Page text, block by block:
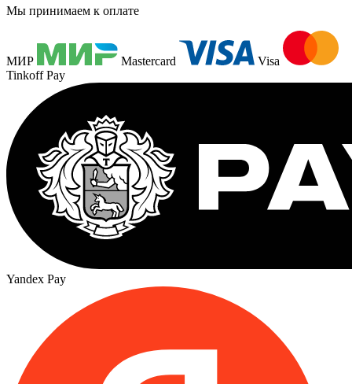
Мы принимаем к оплате
МИР Mastercard
Visa
Tinkoff Pay
Yandex Pay